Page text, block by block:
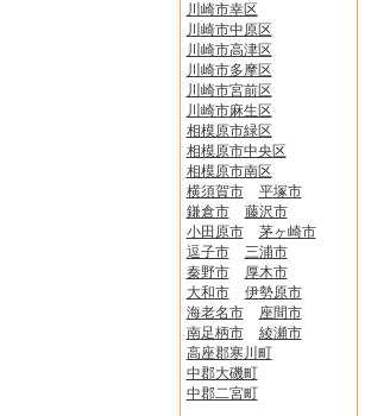
川崎市幸区
川崎市中原区
川崎市高津区
川崎市多摩区
川崎市宮前区
川崎市麻生区
相模原市緑区
相模原市中央区
相模原市南区
横須賀市
平塚市
鎌倉市
藤沢市
小田原市
茅ヶ崎市
逗子市
三浦市
秦野市
厚木市
大和市
伊勢原市
海老名市
座間市
南足柄市
綾瀬市
高座郡寒川町
中郡大磯町
中郡二宮町